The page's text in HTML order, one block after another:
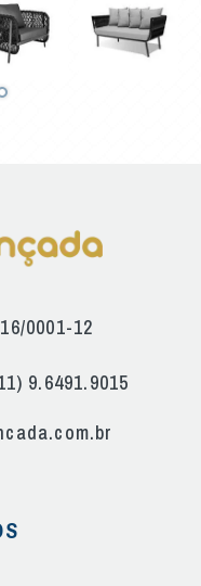
0001-12
9.6491.9015